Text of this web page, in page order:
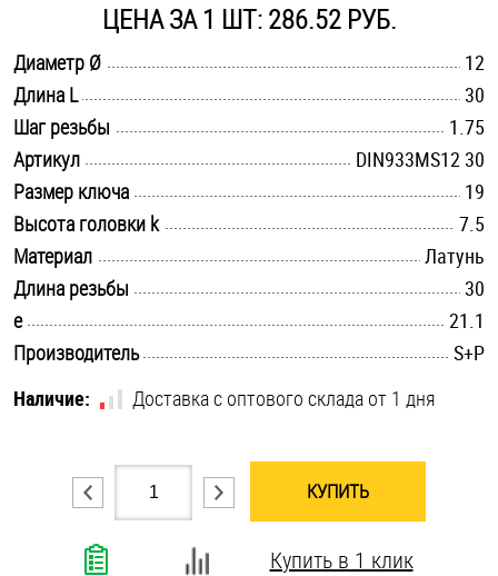
Стопорные кольца
Такелаж
Хомуты
Шайбы
Шпильки
Шплинты
Штифты и пальцы
ЦЕНА ЗА 1 ШТ: 286.52 РУБ.
Диаметр Ø
12
Длина L
30
Шаг резьбы
1.75
Артикул
DIN933MS12 30
Размер ключа
19
Высота головки k
7.5
Материал
Латунь
Длина резьбы
30
e
21.1
Производитель
S+P
Наличие:
Доставка с оптового склада от 1 дня
КУПИТЬ
Купить в 1 клик